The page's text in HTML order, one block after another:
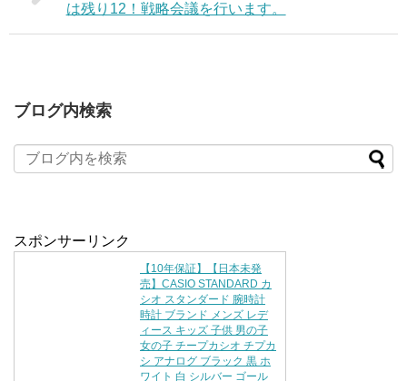
は残り12！戦略会議を行います。
ブログ内検索
スポンサーリンク
【10年保証】【日本未発
売】CASIO STANDARD カ
シオ スタンダード 腕時計
時計 ブランド メンズ レデ
ィース キッズ 子供 男の子
女の子 チープカシオ チプカ
シ アナログ ブラック 黒 ホ
ワイト 白 シルバー ゴール